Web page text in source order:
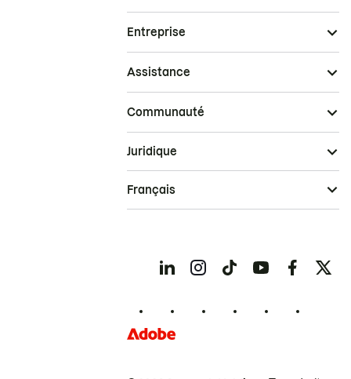
Entreprise
Assistance
Communauté
Juridique
Français